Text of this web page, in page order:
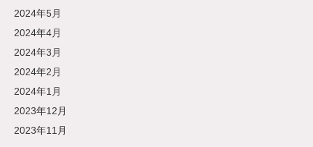
2024年5月
2024年4月
2024年3月
2024年2月
2024年1月
2023年12月
2023年11月